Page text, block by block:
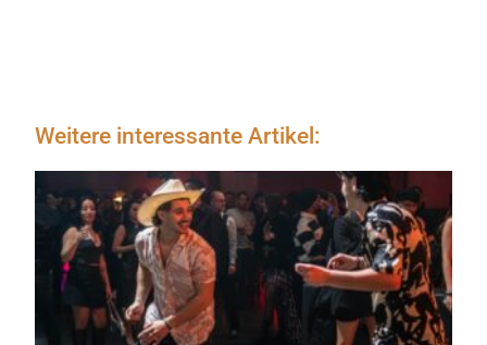
Weitere interessante Artikel: